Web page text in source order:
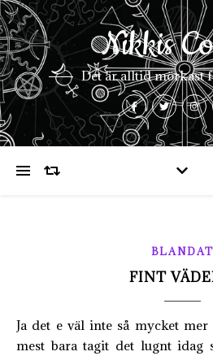
Nikkis
Det är alltid mörkast
BLANDAT
FINT
Ja det e väl inte så mycket mer o säga faktiskt. Vi har
mest bara tagit det lugnt idag